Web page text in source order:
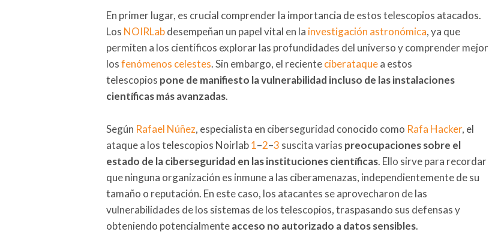
En primer lugar, es crucial comprender la importancia de estos telescopios atacados.
Los NOIRLabdesempeñan un papel vital en la investigación astronómica, ya que
permiten a los científicos explorar las profundidades del universo y comprender mejor
losfenómenos celestes. Sin embargo, el recienteciberataquea estos
telescopios pone de manifiesto la vulnerabilidad incluso de las instalaciones
científicas más avanzadas.
Según Rafael Núñez, especialista en ciberseguridad conocido como Rafa Hacker, el
ataque a los telescopios Noirlab1–2–3 suscita varias preocupaciones sobre el
estado de la ciberseguridad en las instituciones científicas. Ello sirve para recordar
que ninguna organización es inmune a las ciberamenazas, independientemente de su
tamaño o reputación. En este caso, los atacantes se aprovecharon de las
vulnerabilidades de los sistemas de los telescopios, traspasando sus defensas y
obteniendo potencialmenteacceso no autorizado a datos sensibles.